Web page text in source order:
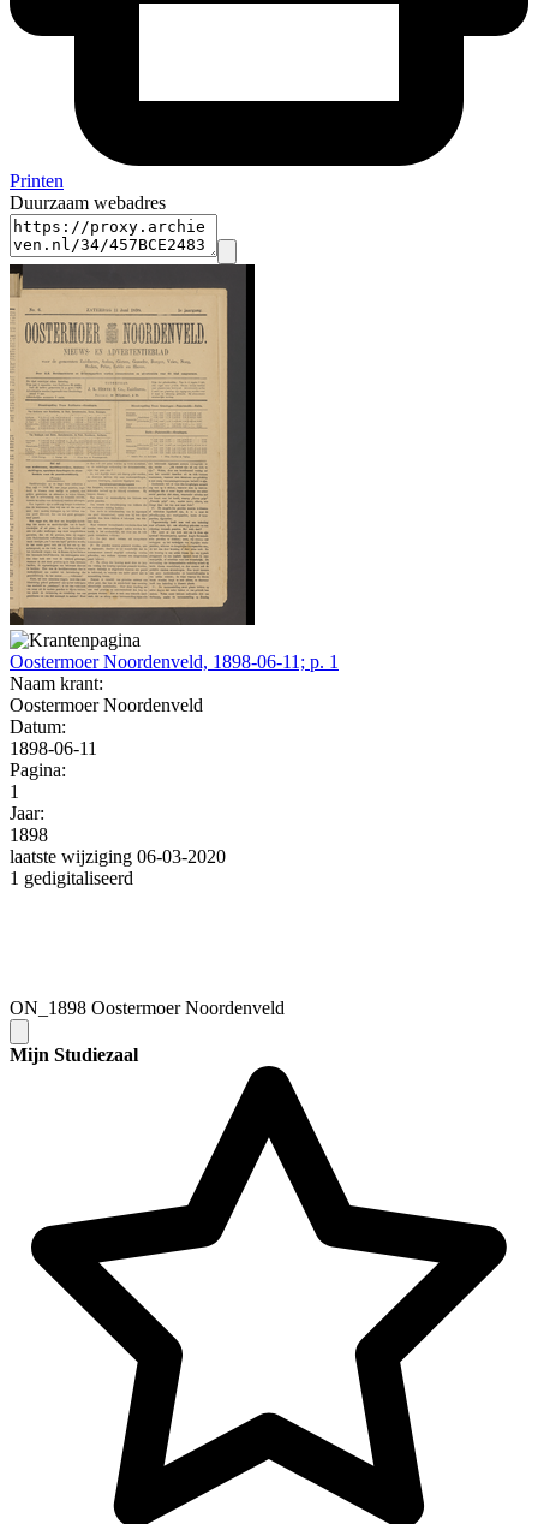
Printen
Duurzaam webadres
Oostermoer Noordenveld, 1898-06-11; p. 1
Naam krant:
Oostermoer Noordenveld
Datum:
1898-06-11
Pagina:
1
Jaar:
1898
laatste wijziging 06-03-2020
1 gedigitaliseerd
ON_1898 Oostermoer Noordenveld
Mijn Studiezaal